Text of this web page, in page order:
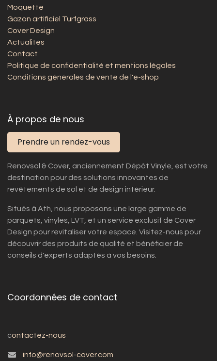
Moquette
Gazon artificiel Turfgrass
Cover Design
Actualités
Contact
Politique de confidentialité et mentions légales
Conditions générales de vente de l'e-shop
À propos de nous
Prendre un rendez-vous
Renovsol & Cover, anciennement Dépôt Vinyle, est votre
destination pour des solutions innovantes de
revêtements de sol et de design intérieur.
Situés à Ath, nous proposons une large gamme de
parquets, vinyles, LVT, et un service exclusif de Cover
Design pour revitaliser votre espace. Visitez-nous pour
découvrir des produits de qualité et bénéficier de
conseils d'experts adaptés à vos besoins.
Coordonnées de contact
contactez-nous
info@renovsol-cover.com